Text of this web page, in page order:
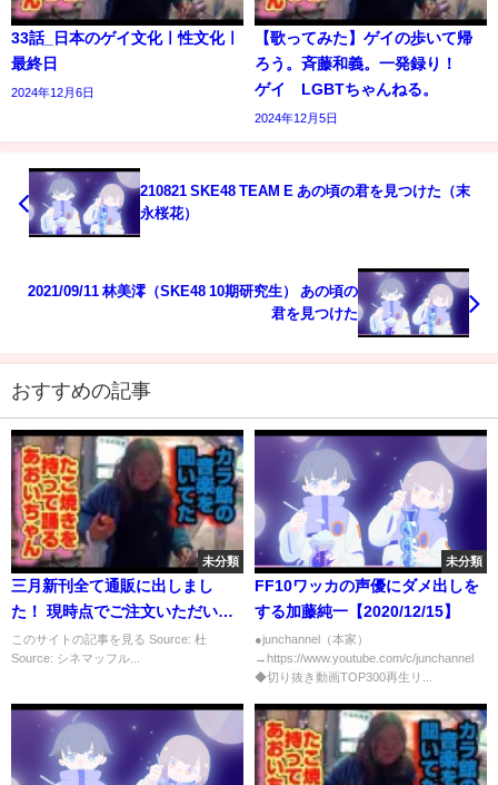
33話_日本のゲイ文化ㅣ性文化ㅣ
最終日
2024年12月6日
【歌ってみた】ゲイの歩いて帰
ろう。斉藤和義。一発録り！
ゲイ LGBTちゃんねる。
2024年12月5日
210821 SKE48 TEAM E あの頃の君を見つけた（末
永桜花）
2021/09/11 林美澪（SKE48 10期研究生） あの頃の
君を見つけた
おすすめの記事
未分類
三月新刊全て通販に出しまし
た！ 現時点でご注文いただいて
いる…
このサイトの記事を見る Source: 杜
Source: シネマッフル...
未分類
FF10ワッカの声優にダメ出しを
する加藤純一【2020/12/15】
●junchannel（本家）
→https://www.youtube.com/c/junchannel
◆切り抜き動画TOP300再生リ...